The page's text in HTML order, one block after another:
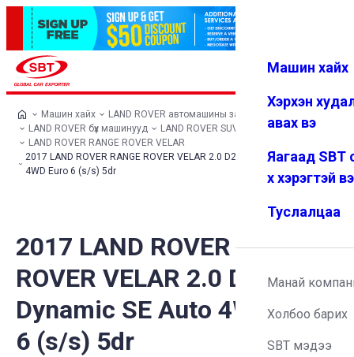
Дуртай Цэс
Машин хайх
Хэрхэн
авах вэ
Яагаад SBT
х хэрэгтэй
Туслалцаа
Манай
Холбоо барих
SBT мэдээ
Машин хайх
LAND ROVER автомашины загварууд
LAND ROVER бүх машинууд
LAND ROVER SUV
LAND ROVER RANGE ROVER VELAR
2017 LAND ROVER RANGE ROVER VELAR 2.0 D240 R-Dynamic SE Auto
4WD Euro 6 (s/s) 5dr
2017 LAND ROVER RANGE
ROVER VELAR 2.0 D240 R-
Dynamic SE Auto 4WD Euro
6 (s/s) 5dr